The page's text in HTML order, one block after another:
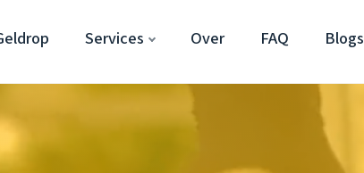
Services Over FAQ Blogs